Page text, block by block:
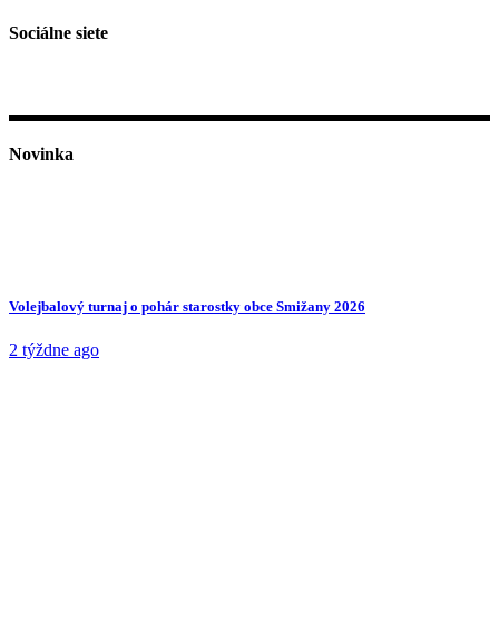
Sociálne siete
Novinka
Volejbalový turnaj o pohár starostky obce Smižany 2026
2 týždne ago